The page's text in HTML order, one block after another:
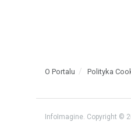
O Portalu Polityka
InfoImagine. Copyright ©